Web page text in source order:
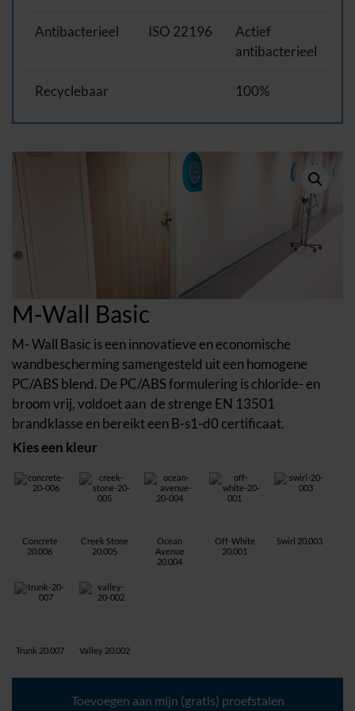
Antibacterieel ISO 22196
Actief
antibacterieel
Recyclebaar 100%
M-Wall Basic
M- Wall Basic is een innovatieve en economische
wandbescherming samengesteld uit een homogene
PC/ABS blend. De PC/ABS formulering is chloride- en
broom vrij, voldoet aan de strenge EN 13501
brandklasse en bereikt een B-s1-d0 certificaat.
Kies een kleur
Concrete
20.006
Creek Stone
20.005
Ocean
Avenue
20.004
Off-White
20.001
Swirl 20.003
Trunk 20.007 Valley 20.002
M-
Toevoegen aan mijn (gratis) proefstalen